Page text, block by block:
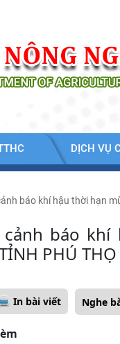
DỊCH VỤ
báo khí hậu thời hạn
báo khí
PHÚ
In bài viết Nghe